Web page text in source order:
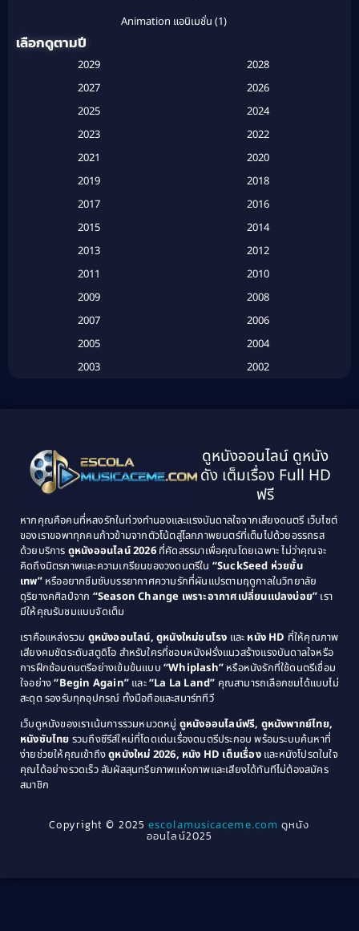
Animation แอนิเมชั่น (1)
Based on a True Story สร้างจากเรื่องจริง(2)
Based on a True Story เรื่องจริง (16)
Based on a True Story เรื่องจริง (20)
Classic หนังคลาสสิก(25)
Classic หนังคลาสสิก(134)
Classic หนังคลาสสิก(21)
Comedy ตลก(515)
Comedy ตลก(46)
Coming of Age ก้าวพ้นวัย(1)
Coming-of-Age(3)
Community(1)
Crime อาชญากรรม(289)
Cult Film(4)
เลือกดูตามปี
2029
2028
2027
2026
2025
2024
2023
2022
2021
2020
2019
2018
2017
2016
2015
2014
2013
2012
2011
2010
2009
2008
2007
2006
2005
2004
2003
2002
1995
1994
1993
1992
1989
1988
1987
1986
1985
1984
1983
1982
1979
1978
1976
1975
1974
1971
1970
1969
1968
1964
1963
1940
ดูหนังออนไลน์ ดูหนัง
ดัง เต็มเรื่อง Full HD
ฟรี
หากคุณคือคนที่หลงรักในท่วงทำนองและแรงบันดาลใจจากเสียงดนตรี เว็บไซต์
ของเราขอพาทุกคนก้าวข้ามจากตัวโน้ตสู่โลกภาพยนตร์ที่เต็มไปด้วยอรรถรส
ด้วยบริการ ดูหนังออนไลน์ 2026ที่คัดสรรมาเพื่อคุณโดยเฉพาะ ไม่ว่าคุณจะ
คิดถึงมิตรภาพและความเกรียนของวงดนตรีใน “SuckSeed ห่วยขั้น
เทพ”หรืออยากซึมซับบรรยากาศความรักที่ผันแปรตามฤดูกาลในวิทยาลัย
ดุริยางคศิลป์จาก “Season Change เพราะอากาศเปลี่ยนแปลงบ่อย” เรา
มีให้คุณรับชมแบบจัดเต็ม
เราคือแหล่งรวม ดูหนังออนไลน์, ดูหนังใหม่ชนโรง และ หนัง HD ที่ให้คุณภาพ
เสียงคมชัดระดับสตูดิโอ สำหรับใครที่ชอบหนังฝรั่งแนวสร้างแรงบันดาลใจหรือ
การฝึกซ้อมดนตรีอย่างเข้มข้นแบบ “Whiplash” หรือหนังรักที่ใช้ดนตรีเชื่อม
ใจอย่าง“Begin Again” และ“La La Land” คุณสามารถเลือกชมได้แบบไม่
สะดุด รองรับทุกอุปกรณ์ ทั้งมือถือและสมาร์ททีวี
เว็บดูหนังของเราเน้นการรวมหมวดหมู่ ดูหนังออนไลน์ฟรี, ดูหนังพากย์ไทย,
หนังซับไทย รวมถึงซีรีส์ใหม่ที่โดดเด่นเรื่องดนตรีประกอบ พร้อมระบบค้นหาที่
ง่ายช่วยให้คุณเข้าถึงดูหนังใหม่ 2026, หนัง HD เต็มเรื่องและหนังโปรดในใจ
คุณได้อย่างรวดเร็ว สัมผัสสุนทรียภาพแห่งภาพและเสียงได้ทันทีไม่ต้องสมัคร
สมาชิก
Copyright © 2025escolamusicaceme.com ดูหนัง
ออนไลน์2025